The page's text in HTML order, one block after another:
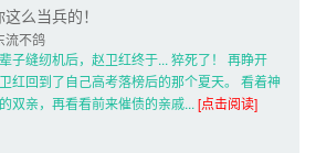
么当兵的！
流不鸽
子缝纫机后，赵卫红终于... 猝死了！ 再睁开
红回到了自己高考落榜后的那个夏天。 看着神
双亲，再看看前来催债的亲戚... [点击阅读]